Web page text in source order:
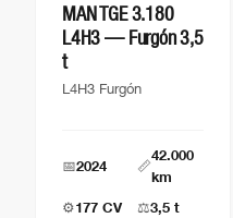
MAN TGE 3.180
L4H3 — Furgón 3,5
t
L4H3 Furgón
📅2024 📏
42.000
km
⚙️177 CV ⚖️3,5 t